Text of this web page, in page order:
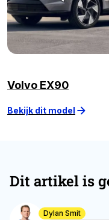
Volvo EX90
Bekijk dit model
Dit artikel is
Dylan Smit